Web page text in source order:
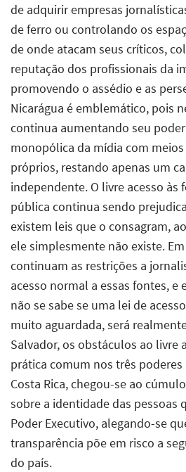
de adquirir empresas
de ferro ou controlando os
de onde atacam seus críticos,
reputação dos profissionais da
promovendo o assédio e as
Nicarágua é emblemático, pois
continua aumentando seu
monopólica da mídia com
próprios, restando apenas um
independente. O livre acesso às
pública continua sendo
existem leis que o consagram,
ele simplesmente não existe.
continuam as restrições a
acesso normal a essas fontes, e
não se sabe se uma lei de
muito aguardada, será
Salvador, os obstáculos ao livre
prática comum nos três poderes
Costa Rica, chegou-se ao
sobre a identidade das pessoas
Poder Executivo, alegando-se
transparência põe em risco a
do país.